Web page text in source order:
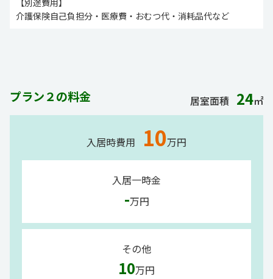
介護保険自己負担分・医療費・おむつ代・消耗品代など
プラン２の料金 居室面積 24㎡
入居時費用 10万円
入居一時金
-万円
その他
10万円